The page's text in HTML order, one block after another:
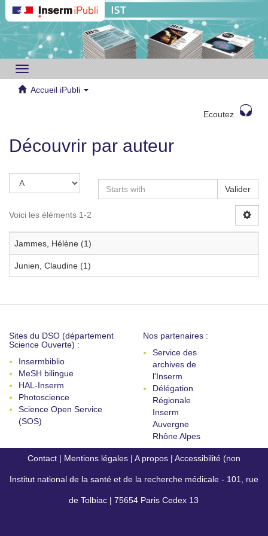
Toggle
navigation
Accueil iPubli
Ecoutez
Découvrir par auteur
Valider
Voici les éléments 1-2
Jammes, Hélène (1)
Junien, Claudine (1)
Sites du DSO (département
Science Ouverte) :
Insermbiblio
MeSH bilingue
HAL-Inserm
Photoscience
Science Open Service
(SOS)
Nos partenaires :
Service des
archives de
l'Inserm
Délégation
Régionale
Inserm
Auvergne
Rhône Alpes
Contact | Mentions légales | A propos | Accessibilité (non
conforme)
Institut national de la santé et de la recherche médicale - 101, rue
de Tolbiac | 75654 Paris Cedex 13